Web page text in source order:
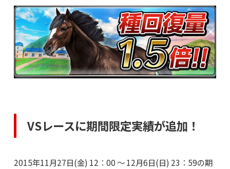
VSレースに期間限定実績が追加！
2015年11月27日(金) 12：00 ～ 12月6日(日) 23：59の期